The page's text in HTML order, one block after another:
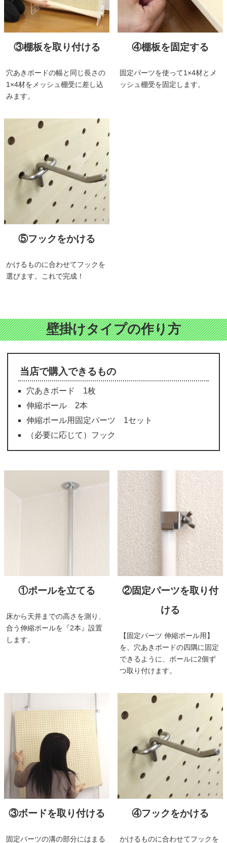
③棚板を取り付ける
穴あきボードの幅と同じ長さの
1×4材をメッシュ棚受に差し込
みます。
④棚板を固定する
固定パーツを使って1×4材とメ
ッシュ棚受を固定します。
⑤フックをかける
かけるものに合わせてフックを
選びます。これで完成！
壁掛けタイプの作り方
当店で購入できるもの
穴あきボード 1枚
伸縮ポール 2本
伸縮ポール用固定パーツ 1セット
（必要に応じて）フック
①ポールを立てる
床から天井までの高さを測り、
合う伸縮ポールを『2本』設置
します。
②固定パーツを取り付
ける
【固定パーツ 伸縮ポール用】
を、穴あきボードの四隅に固定
できるように、ポールに2個ず
つ取り付けます。
③ボードを取り付ける
固定パーツの溝の部分にはまる
④フックをかける
かけるものに合わせてフックを